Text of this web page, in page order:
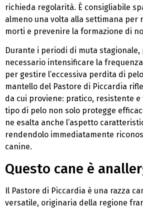
richieda regolarità. È consigliabile
almeno una volta alla settimana per
morti e prevenire la formazione di
Durante i periodi di muta
necessario intensificare la
per gestire l’eccessiva perdita di
mantello del Pastore di Piccardia
da cui proviene: pratico, resistente e
tipo di pelo non solo protegge
ne esalta anche l’aspetto
rendendolo immediatamente
canine.
Questo cane è
Il Pastore di Piccardia è una razza
versatile, originaria della regione